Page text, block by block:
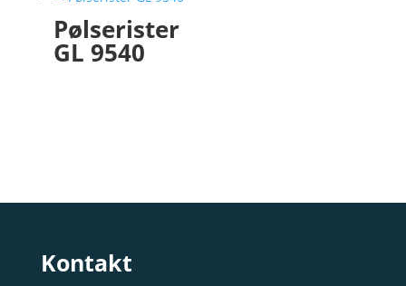
Pølserister
GL 9540
Kontakt